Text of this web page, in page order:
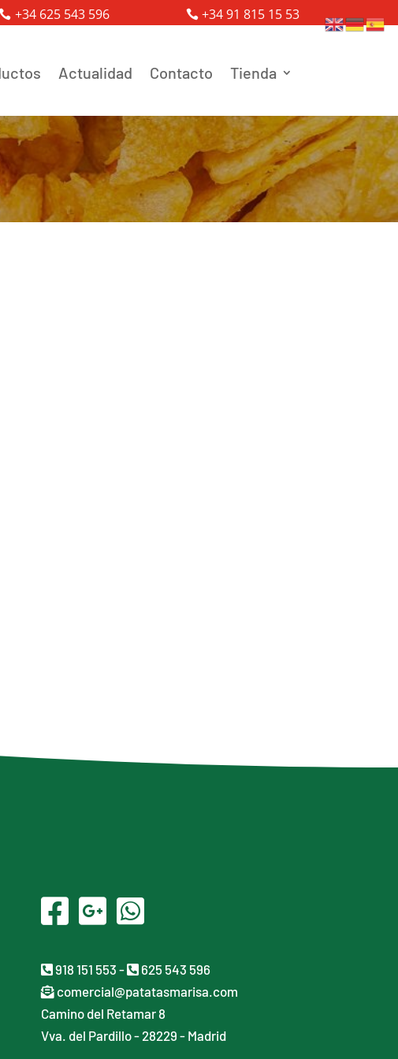
+34 625 543 596 +34 91 815 15 53
Actualidad Contacto Tienda
918 151 553 -
625 543 596
comercial@patatasmarisa.com
Camino del Retamar 8
Vva. del Pardillo - 28229 - Madrid